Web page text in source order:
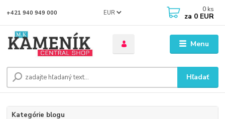
Menu
EUR
Hľadať
+421 940 949 000 0 ks
za 0 EUR
Kategórie blogu